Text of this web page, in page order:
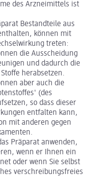
des Arzneimittels ist
Bestandteile aus
können mit
treten:
die Ausscheidung
und dadurch die
herabsetzen.
aber auch die
(des
so dass dieser
entfalten kann,
mit anderen gegen
Präparat anwenden,
wenn er Ihnen ein
oder wenn Sie selbst
verschreibungsfreies